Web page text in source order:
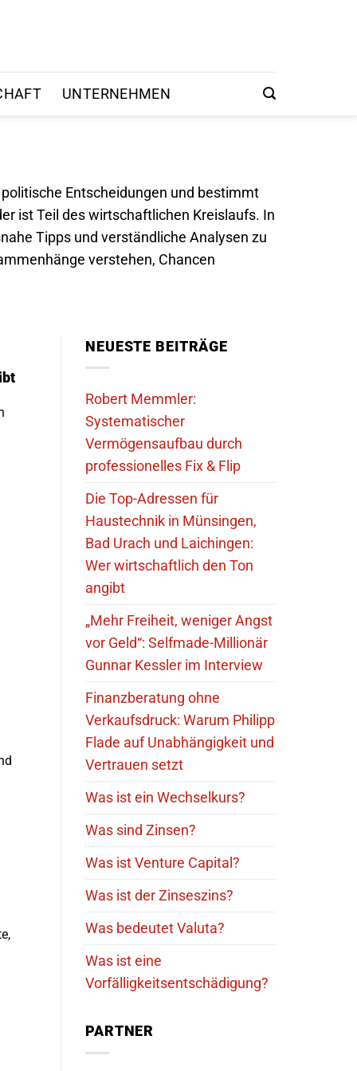
UNTERNEHMEN
Entscheidungen und bestimmt
ist Teil des wirtschaftlichen Kreislaufs. In
Tipps und verständliche Analysen zu
verstehen, Chancen
NEUESTE BEITRÄGE
Robert Memmler:
Systematischer
Vermögensaufbau durch
professionelles Fix & Flip
Die Top-Adressen für
Haustechnik in Münsingen,
Bad Urach und Laichingen:
Wer wirtschaftlich den Ton
angibt
„Mehr Freiheit, weniger Angst
vor Geld“: Selfmade-Millionär
Gunnar Kessler im Interview
Finanzberatung ohne
Verkaufsdruck: Warum Philipp
Flade auf Unabhängigkeit und
Vertrauen setzt
Was ist ein Wechselkurs?
Was sind Zinsen?
Was ist Venture Capital?
Was ist der Zinseszins?
Was bedeutet Valuta?
Was ist eine
Vorfälligkeitsentschädigung?
PARTNER